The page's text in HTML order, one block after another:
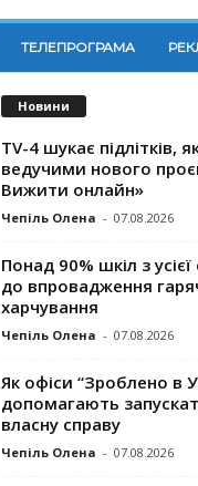
ТЕЛЕПРОГРАМА
Новини
TV-4 шукає підлітків,
ведучими нового
Вижити онлайн»
Чепіль Олена - 07.08.2026
Понад 90% шкіл з усієї
до впровадження
харчування
Чепіль Олена - 07.08.2026
Як офіси “Зроблено в
допомагають
власну справу
Чепіль Олена - 07.08.2026